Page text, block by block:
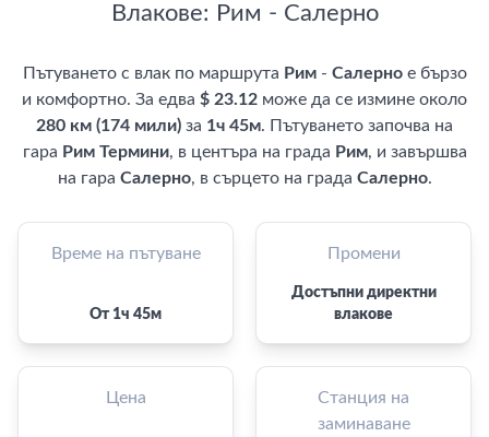
Влакове: Рим - Салерно
Пътуването с влак по маршрута Рим- Салерное бързо
и комфортно. За едва $ 23.12 може да се измине около
280 км (174 мили) за 1ч 45м. Пътуването започва на
гара Рим Термини, в центъра на града Рим, и завършва
на гара Салерно, в сърцето на града Салерно.
Време на пътуване
От 1ч 45м
Цена
Промени
Достъпни директни
влакове
Станция на
заминаване